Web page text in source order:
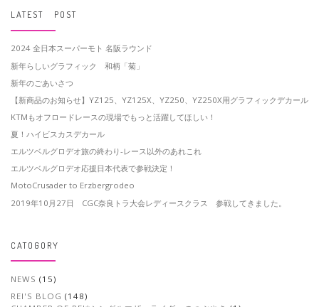
LATEST POST
2024 全日本スーパーモト 名阪ラウンド
新年らしいグラフィック 和柄「菊」
新年のごあいさつ
【新商品のお知らせ】YZ125、YZ125X、YZ250、YZ250X用グラフィックデカール
KTMもオフロードレースの現場でもっと活躍してほしい！
夏！ハイビスカスデカール
エルツベルグロデオ旅の終わり-レース以外のあれこれ
エルツベルグロデオ応援日本代表で参戦決定！
MotoCrusader to Erzbergrodeo
2019年10月27日 CGC奈良トラ大会レディースクラス 参戦してきました。
CATOGORY
NEWS (15)
REI'S BLOG (148)